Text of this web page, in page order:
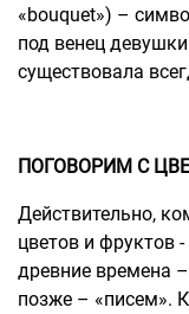
«bouquet») –
под венец
существовала
ПОГОВОРИМ С
Действительно,
цветов и фруктов
древние времена
позже – «писем».